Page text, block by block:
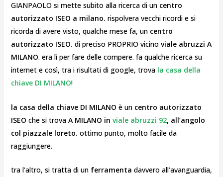
GIANPAOLO si mette subito alla ricerca di un centro
autorizzato ISEO a milano. rispolvera vecchi ricordi e si
ricorda di avere visto, qualche mese fa, un centro
autorizzato ISEO. di preciso PROPRIO vicino viale abruzzi A
MILANO. era lì per fare delle compere. fa qualche ricerca su
internet e così, tra i risultati di google, trova la casa della
chiave DI MILANO!
la casa della chiave DI MILANO è un centro autorizzato
ISEO che si trova A MILANO in viale abruzzi 92, all’angolo
col piazzale loreto. ottimo punto, molto facile da
raggiungere.
tra l’altro, si tratta di un ferramenta davvero all’avanguardia,